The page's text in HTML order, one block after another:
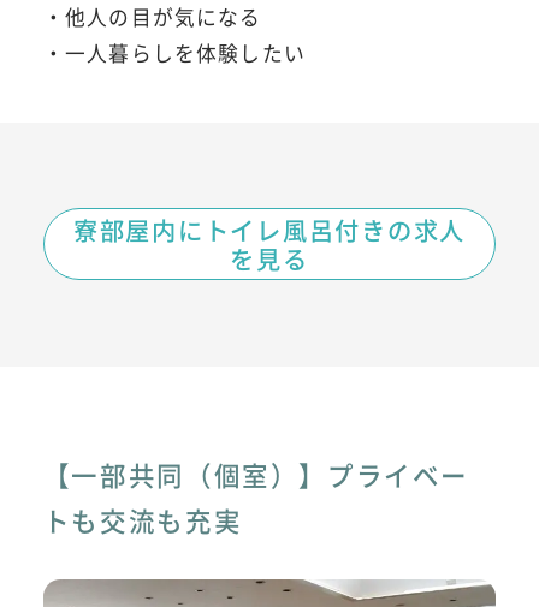
・他人の目が気になる
・一人暮らしを体験したい
寮部屋内にトイレ風呂付きの求人
を見る
【一部共同（個室）】プライベー
トも交流も充実